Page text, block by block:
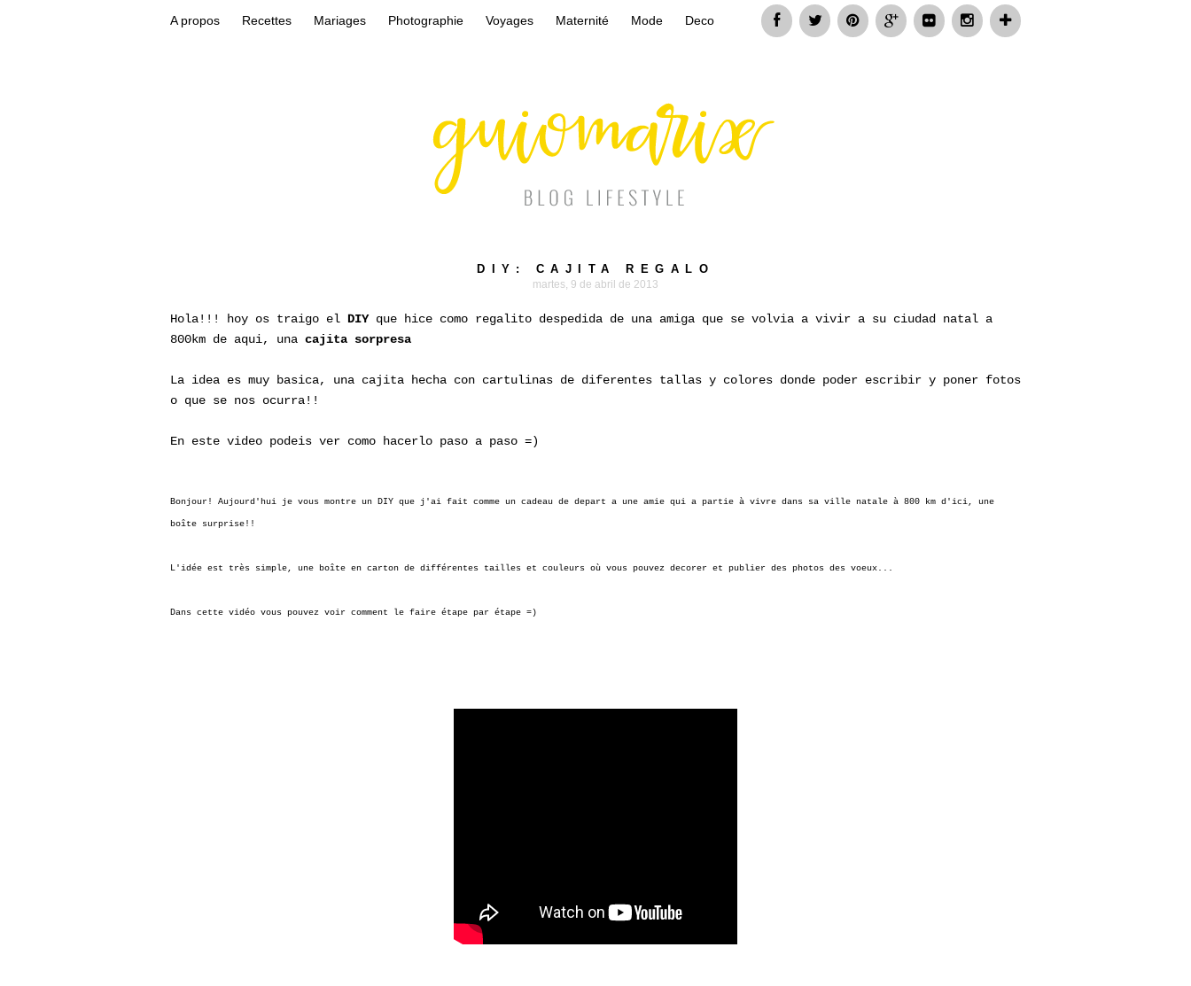
A propos Recettes Mariages Photographie Voyages Maternité Mode Deco
DIY: CAJITA REGALO
martes, 9 de abril de 2013
Hola!!! hoy os traigo el DIYque hice como regalito despedida de una amiga que se volvia a vivir a su ciudad natal a
800km de aqui, una cajita sorpresa
La idea es muy basica, una cajita hecha con cartulinas de diferentes tallas y colores donde poder escribir y poner fotos
o que se nos ocurra!!
En este video podeis ver como hacerlo paso a paso =)
Bonjour! Aujourd'hui je vous montre un DIY que j'ai fait comme un cadeau de depart a une amie qui a partie à vivre dans sa ville natale à 800 km d'ici, une
boîte surprise!!
L'idée est très simple, une boîte en carton de différentes tailles et couleurs où vous pouvez decorer et publier des photos des voeux...
Dans cette vidéo vous pouvez voir comment le faire étape par étape =)